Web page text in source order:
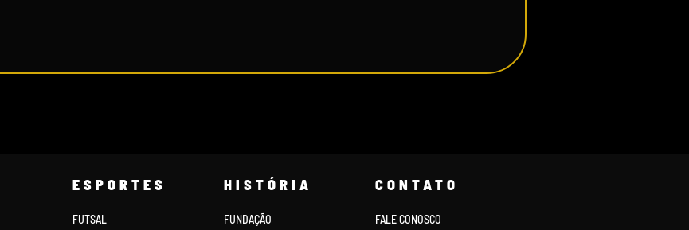
ESPORTES
FUTSAL
HISTÓRIA
FUNDAÇÃO
CONTATO
FALE CONOSCO